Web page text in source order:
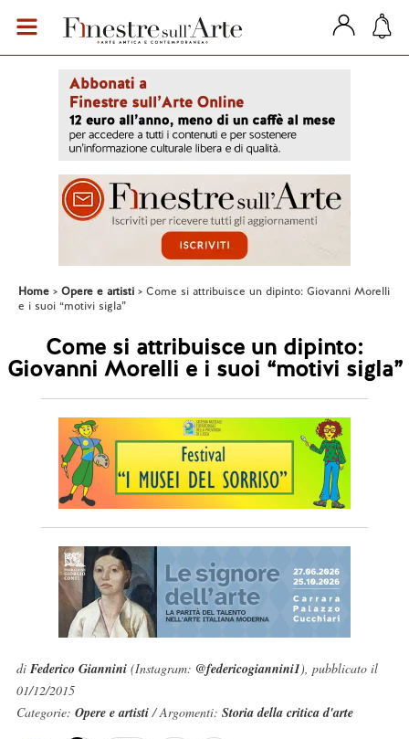
Home Opere e artisti
Come si attribuisce un dipinto: Giovanni Morelli
e i suoi “motivi sigla”
Come si attribuisce un dipinto:
Giovanni Morelli e i suoi “motivi sigla”
di Federico Giannini(Instagram: @federicogiannini1), pubblicato il
01/12/2015
Categorie: Opere e artisti/ Argomenti: Storia della critica d'arte